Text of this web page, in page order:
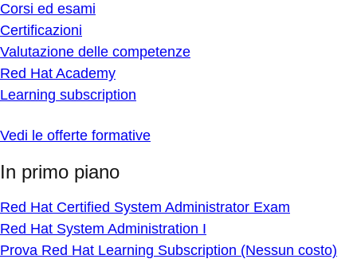
Corsi ed esami
Certificazioni
Valutazione delle competenze
Red Hat Academy
Learning subscription
Vedi le offerte formative
In primo piano
Red Hat Certified System Administrator Exam
Red Hat System Administration I
Prova Red Hat Learning Subscription (Nessun costo)